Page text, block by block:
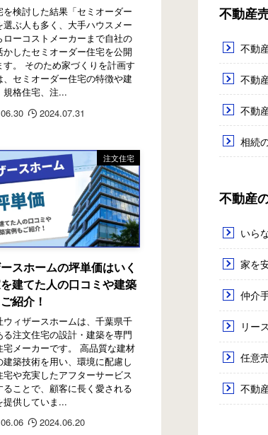
を検討した結果「セミオーダー
選ぶ人も多く、大手ハウスメー
ローコストメーカーまで自社の
かしたセミオーダー住宅を公開
す。 そのため家づくりを計画す
、セミオーダー住宅の特徴や建
規格住宅、注...
2024.07.31
注文住宅
スホームの坪単価はいく
建てた人の口コミや建築
紹介！
ウィザースホームは、千葉県千
る注文住宅の設計・建築を専門
宅メーカーです。 高品質な建材
建築技術を用い、環境に配慮し
宅や充実したアフターサービス
ることで、顧客に長く愛される
提供していま...
2024.06.20
不動産
不動
不動
不動
相続
不動産
いら
家を
仲介
リー
任意
不動